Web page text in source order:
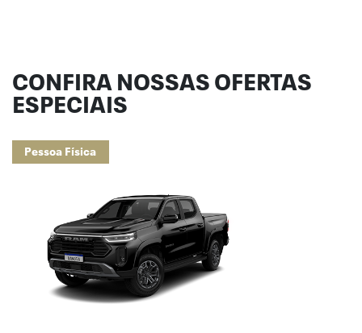
CONFIRA NOSSAS OFERTAS
ESPECIAIS
Pessoa Física